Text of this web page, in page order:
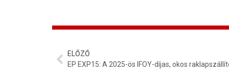
ELŐZŐ
EP EXP15: A 2025-ös IFOY-díjas, okos